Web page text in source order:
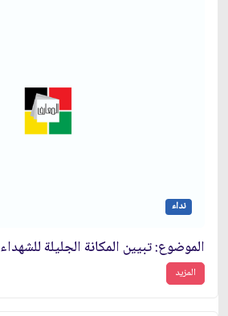
نداء
الموضوع: تبيين المكانة الجليلة للشهداء
المزيد